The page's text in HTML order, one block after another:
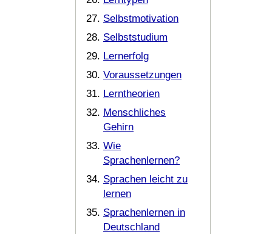
Selbstmotivation
Selbststudium
Lernerfolg
Voraussetzungen
Lerntheorien
Menschliches
Gehirn
Wie
Sprachenlernen?
Sprachen leicht zu
lernen
Sprachenlernen in
Deutschland